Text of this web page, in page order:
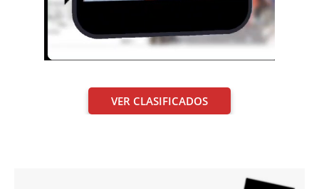
VER CLASIFICADOS